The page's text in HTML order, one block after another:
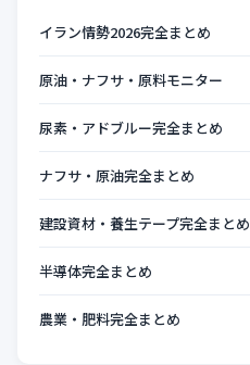
イラン情勢2026完全まとめ
原油・ナフサ・原料モニター
尿素・アドブルー完全まとめ
ナフサ・原油完全まとめ
建設資材・養生テープ完全まとめ
半導体完全まとめ
農業・肥料完全まとめ